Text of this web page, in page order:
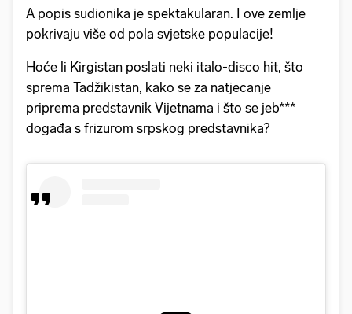
A popis sudionika je spektakularan. I ove zemlje
pokrivaju više od pola svjetske populacije!
Hoće li Kirgistan poslati neki italo-disco hit, što
sprema Tadžikistan, kako se za natjecanje
priprema predstavnik Vijetnama i što se jeb***
događa s frizurom srpskog predstavnika?